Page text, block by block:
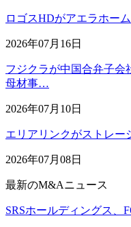
ロゴスHDがアエラホー
2026年07月16日
フジクラが中国合弁子
母材事…
2026年07月10日
エリアリンクがストレー
2026年07月08日
最新のM&Aニュース
SRSホールディングス、